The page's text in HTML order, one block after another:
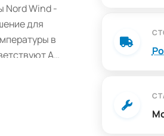
Nord Wind -
для
в
А